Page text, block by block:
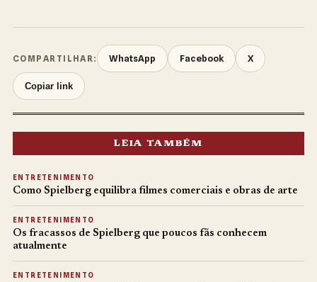
COMPARTILHAR: WhatsApp Facebook X
Copiar link
LEIA TAMBÉM
ENTRETENIMENTO
Como Spielberg equilibra filmes comerciais e obras de arte
ENTRETENIMENTO
Os fracassos de Spielberg que poucos fãs conhecem
atualmente
ENTRETENIMENTO